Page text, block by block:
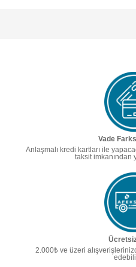
Vade
Anlaşmalı kredi kartları ile
taksit imkanından
2.000₺ ve üzeri